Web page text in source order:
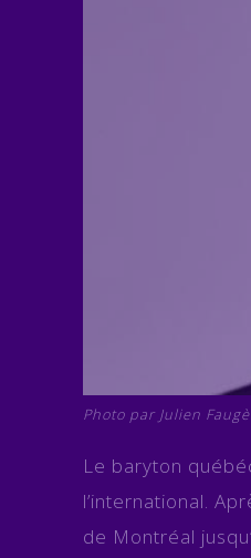
Photo par Julien
Le baryton
l’international.
de Montréal